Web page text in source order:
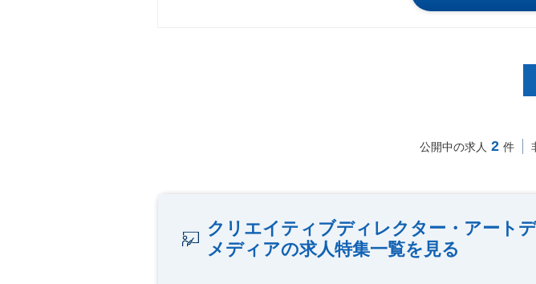
公開中の求人 2 件
クリエイティブディレクター・アート
メディアの求人特集一覧を見る